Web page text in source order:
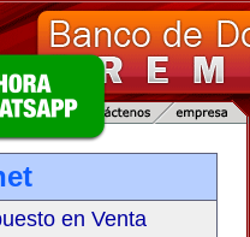
en Venta